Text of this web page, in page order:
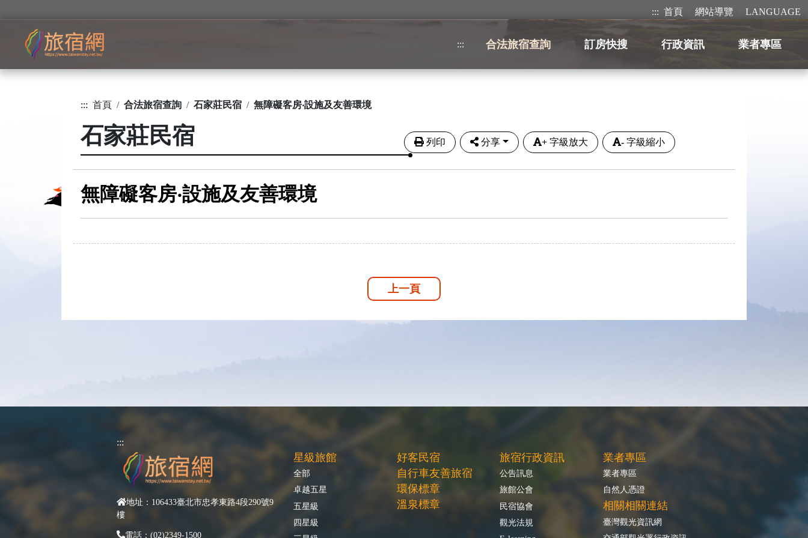
::: 首頁 網站導覽 LANGUAGE
::: 合法旅宿查詢 訂房快搜 行政資訊 業者專區
::: 首頁 合法旅宿查詢 石家莊民宿 無障礙客房‧設施及友善環境
石家莊民宿 列印 分享 + 字級放大 - 字級縮小
無障礙客房‧設施及友善環境
上一頁
:::
地址：106433臺北市忠孝東路4段290號9
樓
電話：(02)2349-1500
星級旅館
全部
卓越五星
五星級
四星級
好客民宿
自行車友善旅宿
環保標章
溫泉標章
旅宿行政資訊
公告訊息
旅館公會
民宿協會
觀光法規
業者專區
業者專區
自然人憑證
相關相關連結
臺灣觀光資訊網